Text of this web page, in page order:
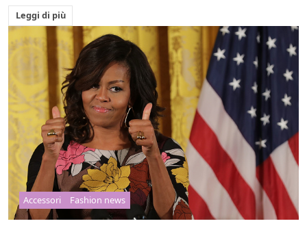
Leggi di più
Accessori Fashion news